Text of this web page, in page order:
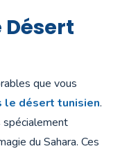
Désert
que vous
le désert tunisien.
spécialement
du Sahara. Ces